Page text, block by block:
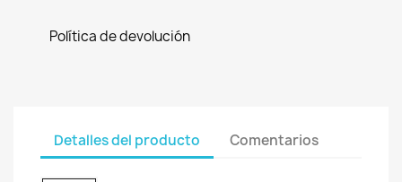
Política de devolución
Detalles del producto Comentarios